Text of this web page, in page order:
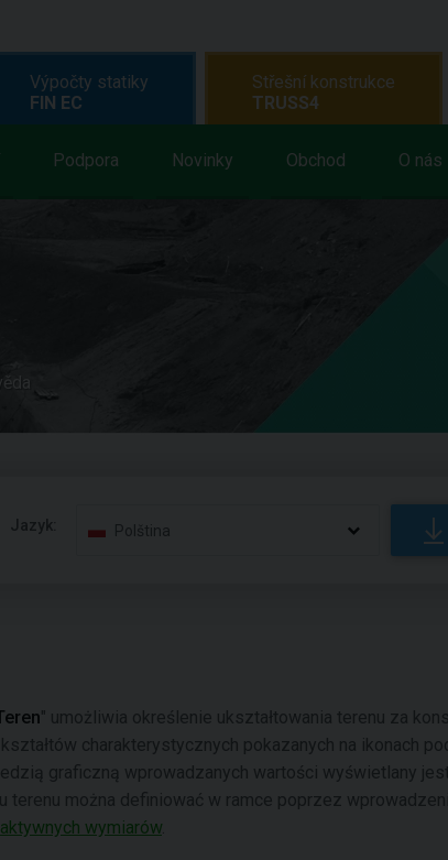
Podpora Novinky Obchod O nás
Výpočty statiky
FIN EC
Střešní konstrukce
TRUSS4
Jazyk: Polština
" umożliwia określenie ukształtowania terenu za
charakterystycznych pokazanych na ikonach
graficzną wprowadzanych wartości wyświetlany
terenu można definiować w ramce poprzez
aktywnych wymiarów